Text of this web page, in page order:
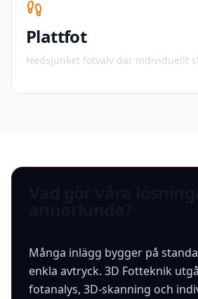
Plattfot
Nedsjunket fotvalv där individuellt
Många inlägg bygger på
enkla avtryck. 3D Fotteknik
fotanalys, 3D-skanning och